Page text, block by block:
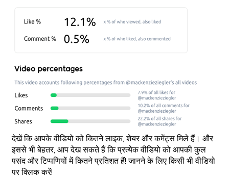
देखें कि आपके वीडियो को कितने लाइक, शेयर और कमेंट्स मिले हैं। और
इससे भी बेहतर, आप देख सकते हैं कि प्रत्येक वीडियो को आपकी कुल
पसंद और टिप्पणियों में कितने प्रतिशत हैं! जानने के लिए किसी भी वीडियो
पर क्लिक करें!